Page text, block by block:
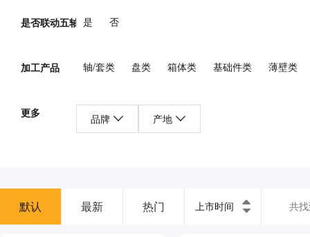
是否联动五轴 是 否
加工产品 轴/套类 盘类 箱体类 基础件类 薄壁类
更多 品牌 产地
默认 最新 热门 上市时间 共